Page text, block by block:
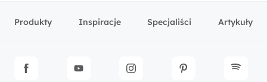
Produkty Inspiracje Specjaliści Artykuły